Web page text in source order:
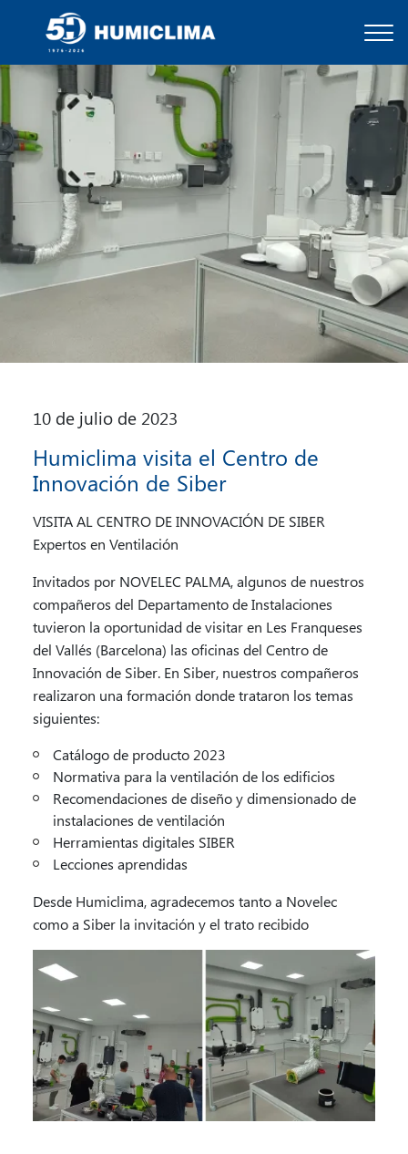
10 de julio de 2023
Humiclima visita el Centro de
Innovación de Siber
VISITA AL CENTRO DE INNOVACIÓN DE SIBER
Expertos en Ventilación
Invitados por NOVELEC PALMA, algunos de nuestros
compañeros del Departamento de Instalaciones
tuvieron la oportunidad de visitar en Les Franqueses
del Vallés (Barcelona) las oficinas del Centro de
Innovación de Siber. En Siber, nuestros compañeros
realizaron una formación donde trataron los temas
siguientes:
Catálogo de producto 2023
Normativa para la ventilación de los edificios
Recomendaciones de diseño y dimensionado de
instalaciones de ventilación
Herramientas digitales SIBER
Lecciones aprendidas
Desde Humiclima, agradecemos tanto a Novelec
como a Siber la invitación y el trato recibido